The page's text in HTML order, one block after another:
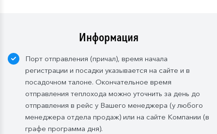
тариф предусмотрен по умолчанию.
элементами шведского стола. Включены напитки
без ограничения: вода, сок, чай, кофе. В рейсах до
4-х дней при ранней высадке в день прибытия
завтрак континентальный;
заказная система питания, выбор блюд со 2-
го дня круиза. Включены напитки без ограничения:
Информация
Порт отправления (причал), время начала
регистрации и посадки указывается на сайте и в
посадочном талоне. Окончательное время
отправления теплохода можно уточнить за день до
отправления в рейс у Вашего менеджера (у любого
менеджера отдела продаж) или на сайте Компании (в
графе программа дня).